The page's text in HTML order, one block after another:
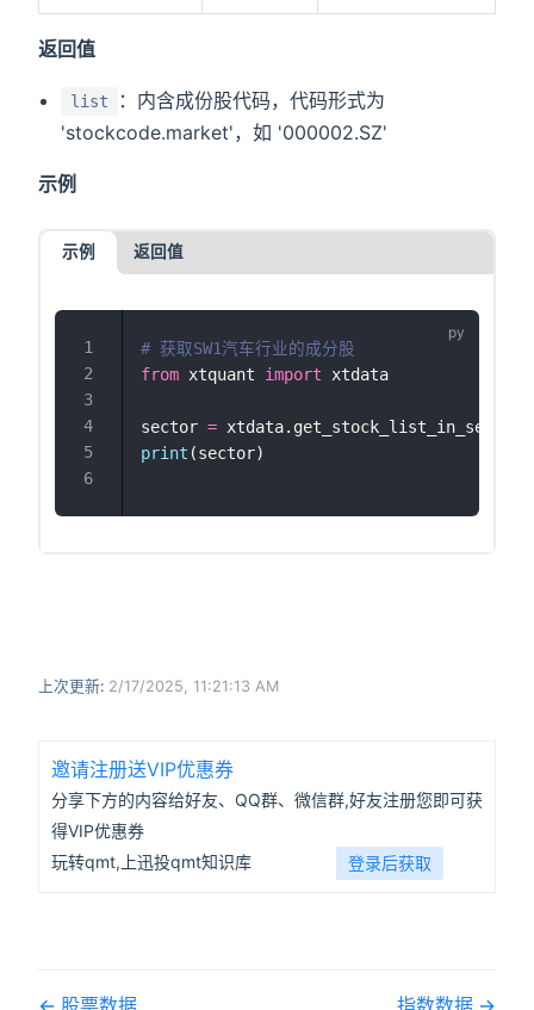
返回值
list
：内含成份股代码，代码形式为
'stockcode.market'，如 '000002.SZ'
示例
示例 返回值
# 获取SW1汽车行业的成分股
from xtquant import xtdata
sector = xtdata.get_stock_list_in_sector(
print (sector)
上次更新: 2/17/2025, 11:21:13 AM
邀请注册送VIP优惠券
分享下方的内容给好友、QQ群、微信群,好友注册您即可获
得VIP优惠券
玩转qmt,上迅投qmt知识库
登录后获取